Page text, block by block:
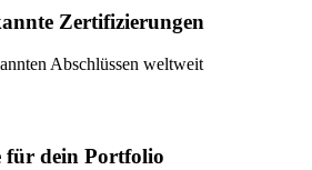
Zertifizierungen
Abschlüssen weltweit
für dein Portfolio